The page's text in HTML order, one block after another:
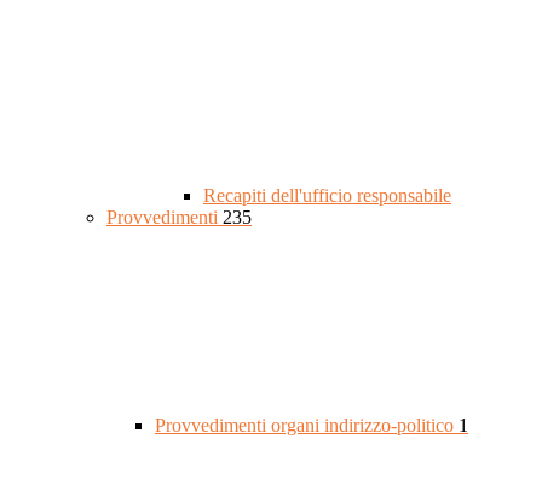
Recapiti dell'ufficio responsabile
Provvedimenti 235
Provvedimenti organi indirizzo-politico 1